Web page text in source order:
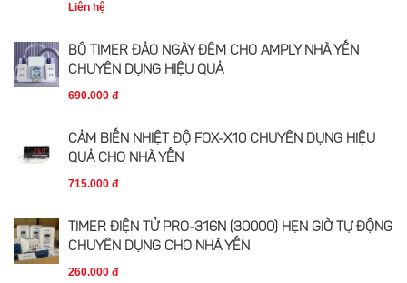
Liên hệ
BỘ TIMER ĐẢO NGÀY ĐÊM CHO AMPLY NHÀ YẾN
CHUYÊN DỤNG HIỆU QUẢ
690.000 đ
CẢM BIẾN NHIỆT ĐỘ FOX-X10 CHUYÊN DỤNG HIỆU
QUẢ CHO NHÀ YẾN
715.000 đ
TIMER ĐIỆN TỬ PRO-316N (30000) HẸN GIỜ TỰ ĐỘNG
CHUYÊN DỤNG CHO NHÀ YẾN
260.000 đ